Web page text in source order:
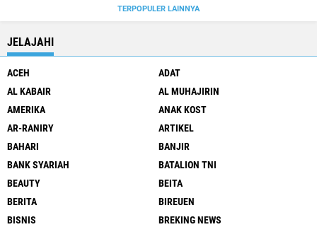
TERPOPULER LAINNYA
JELAJAHI
ACEH
ADAT
AL KABAIR
AL MUHAJIRIN
AMERIKA
ANAK KOST
AR-RANIRY
ARTIKEL
BAHARI
BANJIR
BANK SYARIAH
BATALION TNI
BEAUTY
BEITA
BERITA
BIREUEN
BISNIS
BREKING NEWS